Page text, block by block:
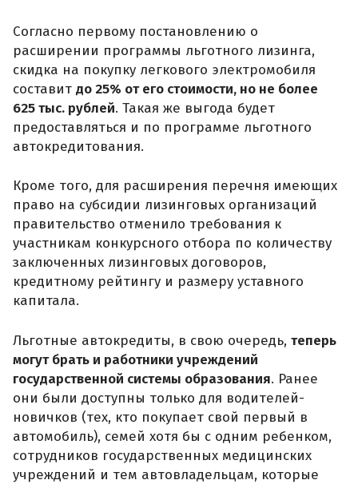
Согласно первому постановлению о
расширении программы льготного лизинга,
скидка на покупку легкового электромобиля
составит до 25% от его стоимости, но не более
625 тыс. рублей. Такая же выгода будет
предоставляться и по программе льготного
автокредитования.
Кроме того, для расширения перечня имеющих
право на субсидии лизинговых организаций
правительство отменило требования к
участникам конкурсного отбора по количеству
заключенных лизинговых договоров,
кредитному рейтингу и размеру уставного
капитала.
Льготные автокредиты, в свою очередь, теперь
могут брать и работники учреждений
государственной системы образования. Ранее
они были доступны только для водителей-
новичков (тех, кто покупает свой первый в
автомобиль), семей хотя бы с одним ребенком,
сотрудников государственных медицинских
учреждений и тем автовладельцам, которые